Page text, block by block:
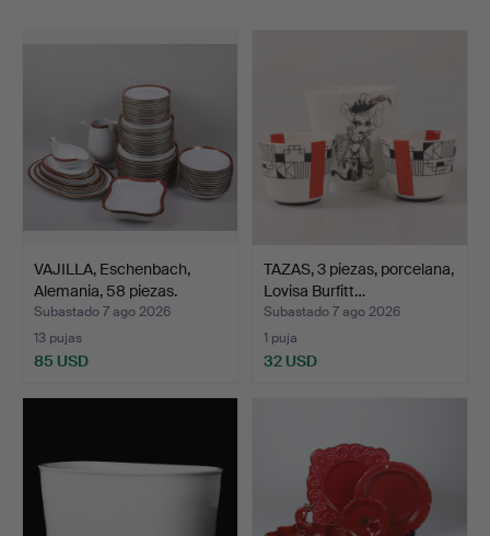
VAJILLA, Eschenbach,
Alemania, 58 piezas.
Subastado 7 ago 2026
13 pujas
85 USD
TAZAS, 3 piezas, porcelana,
Lovisa Burfitt…
Subastado 7 ago 2026
1 puja
32 USD